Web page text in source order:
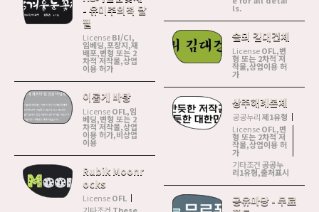
- 유미주의적 달
필
LicenseBI/CI,
임베딩,포장지,재
배포,변형 또는 2
차적 저작물,상업
이용 허가
이롭게 바탕
LicenseOFL,임
베딩,변형 또는 2
차적 저작물,상업
이용 허가,비상업
이용
Rubik Moonr
ocks
LicenseOFL
기타조건 These
ls.
솔뫼 김대건체
LicenseOFL,변
형 또는 2차적 저
작물,상업이용 허
가
상주해례본체
공공누리제1유형
LicenseOFL,변
형 또는 2차적 저
작물,상업이용 허
가
기타조건공공누
리1유형,출처표시
공유마당 - 무료